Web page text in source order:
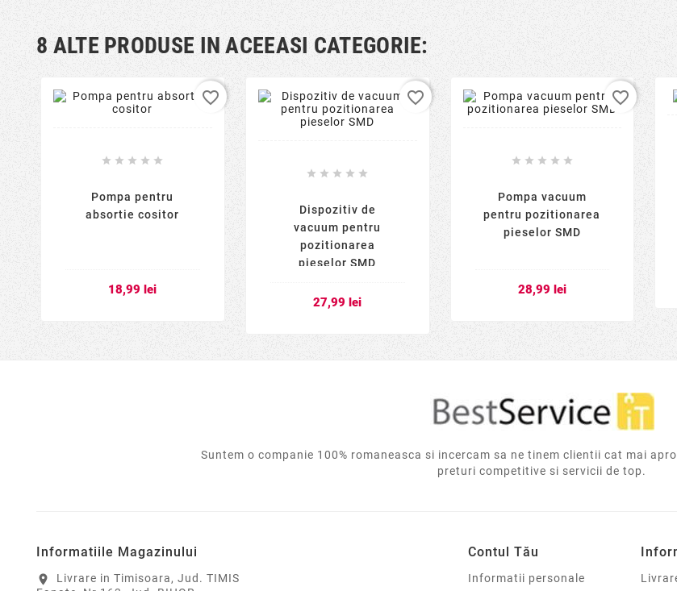
8 ALTE PRODUSE IN ACEEASI CATEGORIE:
    
Pompa pentru
absortie cositor
18,99 lei
favorite_border
    
Dispozitiv de
vacuum pentru
pozitionarea
pieselor SMD
27,99 lei
favorite_border
    
Pompa vacuum
pentru pozitionarea
pieselor SMD
28,99 lei
favorite_border
Suntem o companie 100% romaneasca si incercam sa ne tinem clientii cat mai
preturi competitive si servicii de top.
Informatiile Magazinului
location_on
Livrare in Timisoara, Jud. TIMIS
Contul Tău
Informatii personale